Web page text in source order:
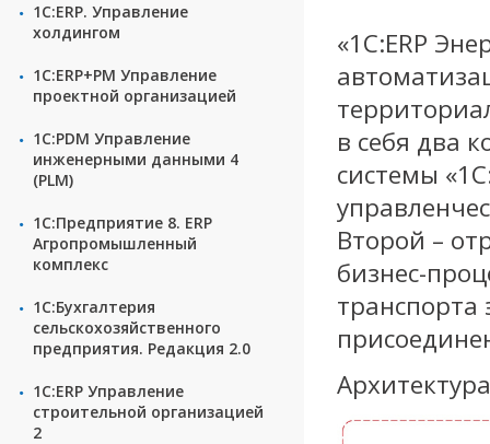
1С:ERP. Управление
холдингом
1С:ERP+PM Управление
проектной организацией
1С:PDM Управление
инженерными данными 4
(PLM)
1С:Предприятие 8. ERP
Агропромышленный
комплекс
1С:Бухгалтерия
сельскохозяйственного
предприятия. Редакция 2.0
1С:ERP Управление
строительной организацией
2
«1С:ERP
в себя два
системы
Второй –
бизнес-
транспорта